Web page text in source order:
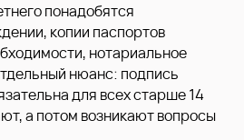
понадобятся
копии паспортов
нотариальное
нюанс: подпись
для всех старше 14
а потом возникают вопросы